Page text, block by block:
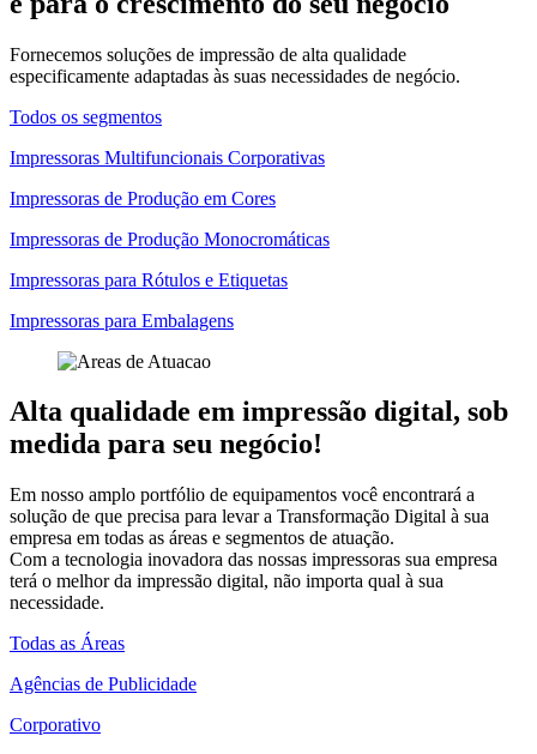
Fornecemos soluções de impressão de alta qualidade
especificamente adaptadas às suas necessidades de negócio.
Todos os segmentos
Impressoras Multifuncionais Corporativas
Impressoras de Produção em Cores
Impressoras de Produção Monocromáticas
Impressoras para Rótulos e Etiquetas
Impressoras para Embalagens
Alta qualidade em impressão digital, sob
medida para seu negócio!
Em nosso amplo portfólio de equipamentos você encontrará a
solução de que precisa para levar a Transformação Digital à sua
empresa em todas as áreas e segmentos de atuação.
Com a tecnologia inovadora das nossas impressoras sua empresa
terá o melhor da impressão digital, não importa qual à sua
necessidade.
Todas as Áreas
Agências de Publicidade
Corporativo